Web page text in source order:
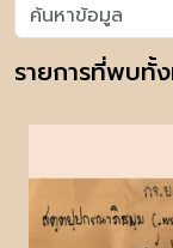
รายการที่พบทั้